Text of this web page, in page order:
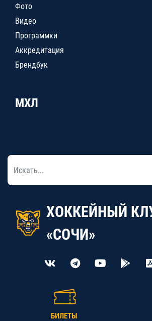
Фото
Видео
Программки
Аккредитация
Брендбук
МХЛ
ХОККЕЙНЫЙ
«СОЧИ»
БИЛЕТЫ